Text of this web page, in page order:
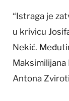
“Istraga je
u krivicu
Nekić.
Maksimilijana
Antona